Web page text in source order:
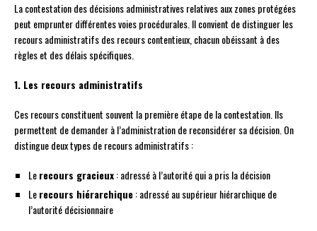
La contestation des décisions administratives relatives aux zones protégées
peut emprunter différentes voies procédurales. Il convient de distinguer les
recours administratifs des recours contentieux, chacun obéissant à des
règles et des délais spécifiques.
1. Les recours administratifs
Ces recours constituent souvent la première étape de la contestation. Ils
permettent de demander à l’administration de reconsidérer sa décision. On
distingue deux types de recours administratifs :
Lerecours gracieux: adressé à l’autorité qui a pris la décision
Lerecours hiérarchique: adressé au supérieur hiérarchique de
l’autorité décisionnaire